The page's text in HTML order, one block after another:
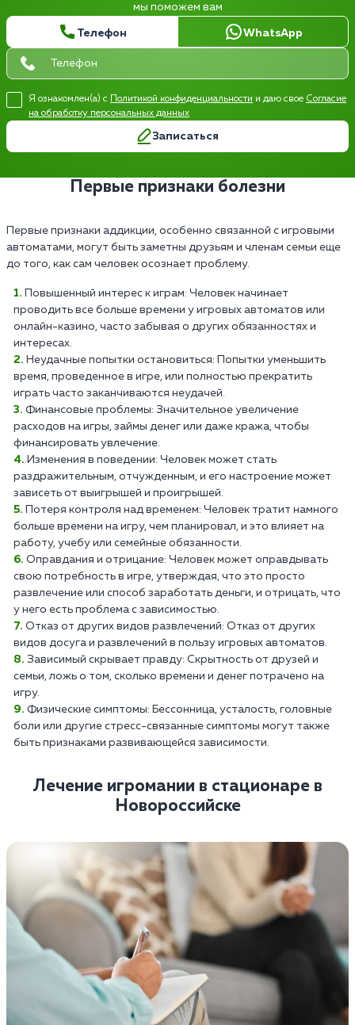
мы поможем вам
Телефон WhatsApp
Я ознакомлен(а) с Политикой конфиденциальности и даю свое Согласие
на обработку персональных данных
Записаться
Первые признаки болезни
Первые признаки аддикции, особенно связанной с игровыми
автоматами, могут быть заметны друзьям и членам семьи еще
до того, как сам человек осознает проблему.
Повышенный интерес к играм: Человек начинает
проводить все больше времени у игровых автоматов или
онлайн-казино, часто забывая о других обязанностях и
интересах.
Неудачные попытки остановиться: Попытки уменьшить
время, проведенное в игре, или полностью прекратить
играть часто заканчиваются неудачей.
Финансовые проблемы: Значительное увеличение
расходов на игры, займы денег или даже кража, чтобы
финансировать увлечение.
Изменения в поведении: Человек может стать
раздражительным, отчужденным, и его настроение может
зависеть от выигрышей и проигрышей.
Потеря контроля над временем: Человек тратит намного
больше времени на игру, чем планировал, и это влияет на
работу, учебу или семейные обязанности.
Оправдания и отрицание: Человек может оправдывать
свою потребность в игре, утверждая, что это просто
развлечение или способ заработать деньги, и отрицать, что
у него есть проблема с зависимостью.
Отказ от других видов развлечений: Отказ от других
видов досуга и развлечений в пользу игровых автоматов.
Зависимый скрывает правду: Скрытность от друзей и
семьи, ложь о том, сколько времени и денег потрачено на
игру.
Физические симптомы: Бессонница, усталость, головные
боли или другие стресс-связанные симптомы могут также
быть признаками развивающейся зависимости.
Лечение игромании в стационаре в
Новороссийске